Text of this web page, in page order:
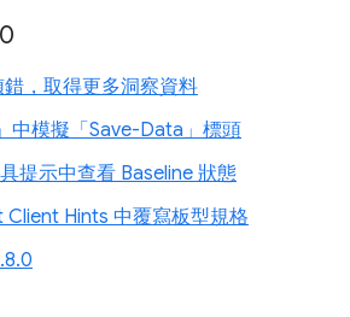
，取得更多洞察資料
中模擬「Save-Data」標頭
提示中查看 Baseline 狀態
Hints 中覆寫板型規格